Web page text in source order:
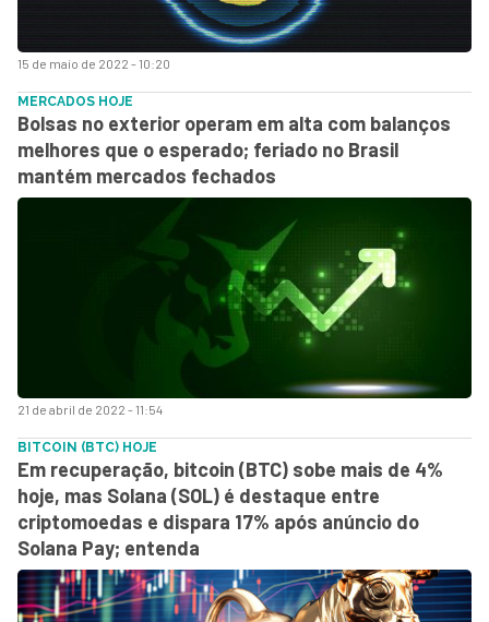
15 de maio de 2022 - 10:20
21 de abril de 2022 - 11:54
MERCADOS HOJE
Bolsas no exterior operam em alta com balanços
melhores que o esperado; feriado no Brasil
mantém mercados fechados
BITCOIN (BTC) HOJE
Em recuperação, bitcoin (BTC) sobe mais de 4%
hoje, mas Solana (SOL) é destaque entre
criptomoedas e dispara 17% após anúncio do
Solana Pay; entenda